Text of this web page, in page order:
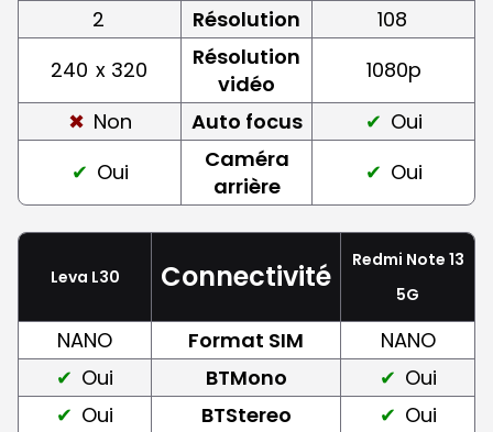
2
Résolution
108
240 x 320
Résolution
vidéo
1080p
Non
Auto focus
Oui
Oui
Caméra
arrière
Oui
Leva L30 Connectivité
Redmi Note 13
5G
NANO Format SIM
NANO
Oui
BTMono
Oui
Oui
BTStereo
Oui